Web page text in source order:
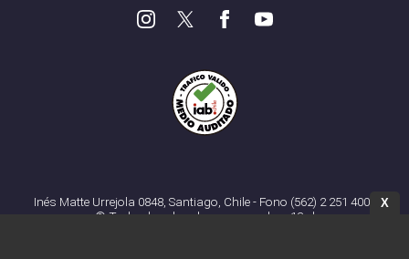
Inés Matte Urrejola 0848, Santiago, Chile - Fono (562) 2 251 4000
© Todos los derechos reservados. 13.cl
X